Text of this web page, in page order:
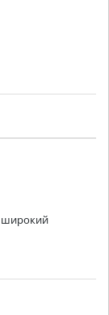
широкий